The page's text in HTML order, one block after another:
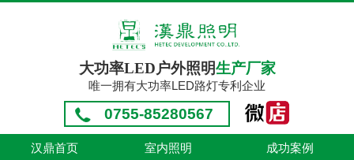
大功率LED户外照明生产厂家
唯一拥有大功率LED路灯专利企业
0755-85280567
汉鼎首页 室内照明 成功案例